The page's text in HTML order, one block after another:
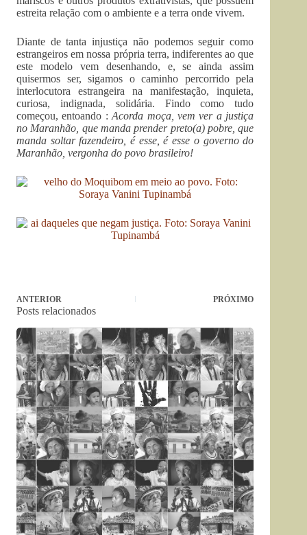
estreita relação com o ambiente e a terra onde vivem.
Diante de tanta injustiça não podemos seguir como
estrangeiros em nossa própria terra, indiferentes ao que
este modelo vem desenhando, e, se ainda assim
quisermos ser, sigamos o caminho percorrido pela
interlocutora estrangeira na manifestação, inquieta,
curiosa, indignada, solidária. Findo como tudo
começou, entoando :Acorda moça, vem ver a justiça
no Maranhão, que manda prender preto(a) pobre, que
manda soltar fazendeiro, é esse, é esse o governo do
Maranhão, vergonha do povo brasileiro!
ANTERIOR PRÓXIMO
Posts relacionados